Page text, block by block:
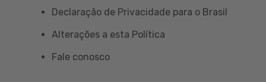
Declaração de Privacidade para o Brasil
Alterações a esta Política
Fale conosco